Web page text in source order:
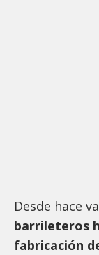
Desde hace
barrileteros
fabricación